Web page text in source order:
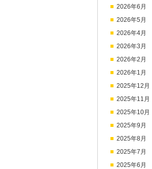
2026年6月
2026年5月
2026年4月
2026年3月
2026年2月
2026年1月
2025年12月
2025年11月
2025年10月
2025年9月
2025年8月
2025年7月
2025年6月